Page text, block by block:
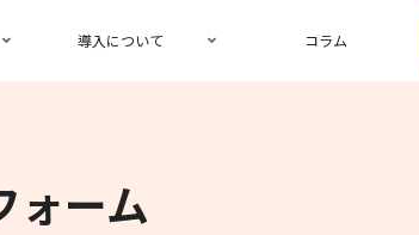
導入について コラム
ォーム